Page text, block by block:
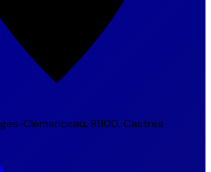
Clémenceau, 81100, Castres